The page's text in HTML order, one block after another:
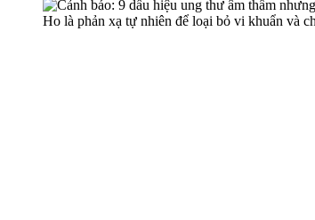
Ho là phản xạ tự nhiên để loại bỏ vi khuẩn và